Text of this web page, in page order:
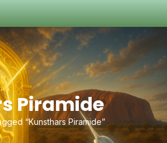
Piramide
“Kunsthars Piramide”